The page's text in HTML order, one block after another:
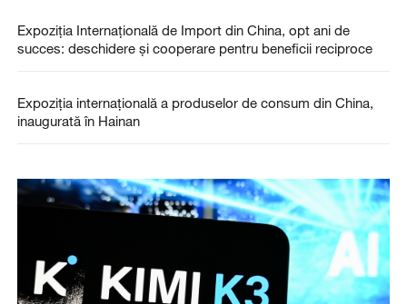
Expoziția Internațională de Import din China, opt ani de
succes: deschidere și cooperare pentru beneficii reciproce
Expoziția internațională a produselor de consum din China,
inaugurată în Hainan